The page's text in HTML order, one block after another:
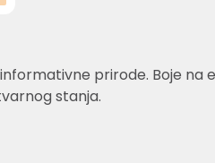
prirode. Boje na
stanja.